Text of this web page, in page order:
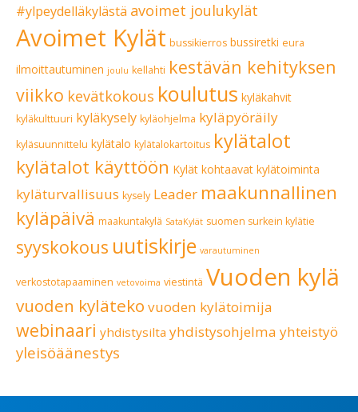
#ylpeydelläkylästä avoimet joulukylät
Avoimet Kylät bussikierros bussiretki eura
ilmoittautuminen joulu kellahti kestävän kehityksen
viikko kevätkokous koulutus kyläkahvit
kyläkulttuuri kyläkysely kyläohjelma kyläpyöräily
kyläsuunnittelu kylätalo kylätalokartoitus kylätalot
kylätalot käyttöön Kylät kohtaavat kylätoiminta
kyläturvallisuus kysely Leader maakunnallinen
kyläpäivä maakuntakylä SataKylät suomen surkein kylätie
syyskokous uutiskirje varautuminen
verkostotapaaminen vetovoima viestintä Vuoden kylä
vuoden kyläteko vuoden kylätoimija
webinaari yhdistysilta yhdistysohjelma yhteistyö
yleisöäänestys